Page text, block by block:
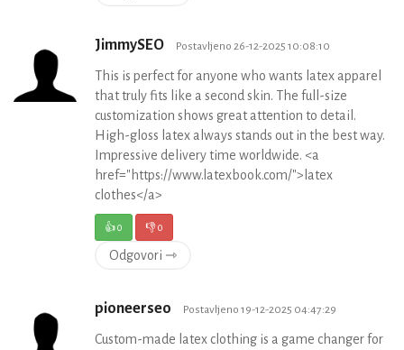
JimmySEO Postavljeno 26-12-2025 10:08:10
This is perfect for anyone who wants latex apparel
that truly fits like a second skin. The full-size
customization shows great attention to detail.
High-gloss latex always stands out in the best way.
Impressive delivery time worldwide. <a
href="https://www.latexbook.com/">latex
clothes</a>
👍0 👎0
Odgovori ⇾
pioneerseo Postavljeno 19-12-2025 04:47:29
Custom-made latex clothing is a game changer for